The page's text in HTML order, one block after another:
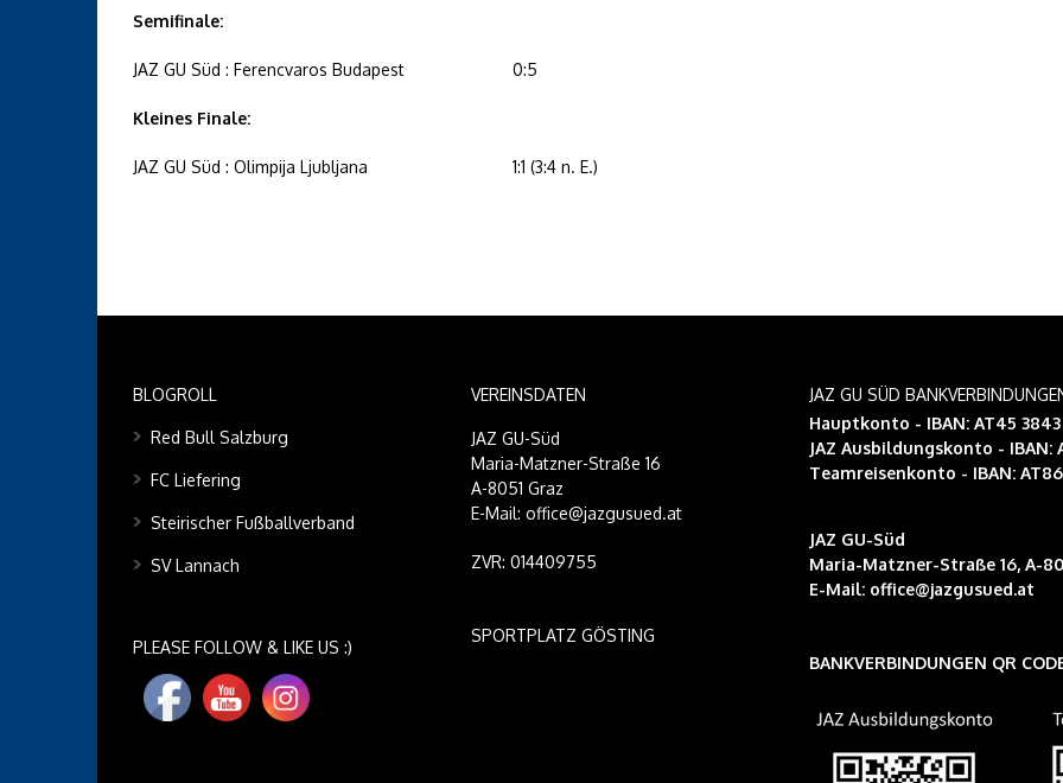
Semifinale:
JAZ GU Süd : Ferencvaros Budapest 0:5
Kleines Finale:
JAZ GU Süd : Olimpija Ljubljana 1:1 (3:4 n. E.)
BLOGROLL
Red Bull Salzburg
FC Liefering
Steirischer Fußballverband
SV Lannach
PLEASE FOLLOW & LIKE US :)
VEREINSDATEN
JAZ GU-Süd
Maria-Matzner-Straße 16
A-8051 Graz
E-Mail: office@jazgusued.at
ZVR: 014409755
SPORTPLATZ GÖSTING
JAZ GU SÜD
Hauptkonto - IBAN: AT45
JAZ Ausbildungskonto - IBAN:
Teamreisenkonto - IBAN:
JAZ GU-Süd
Maria-Matzner-Straße 16, A-
E-Mail: office@jazgusued.at
BANKVERBINDUNGEN QR